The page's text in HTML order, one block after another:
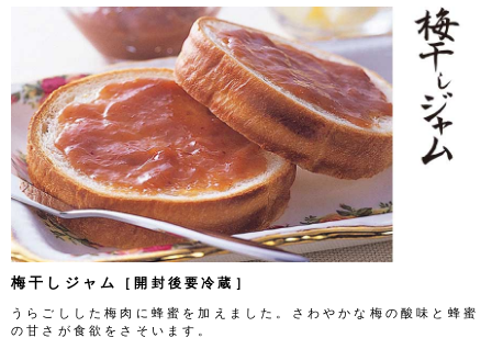
梅干しジャム ［開封後要冷蔵］
うらごしした梅肉に蜂蜜を加えました。さわやかな梅の酸味と蜂蜜
の甘さが食欲をさそいます。